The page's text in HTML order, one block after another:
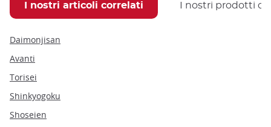
I nostri articoli correlati I nostri prodotti
Daimonjisan
Avanti
Torisei
Shinkyogoku
Shoseien